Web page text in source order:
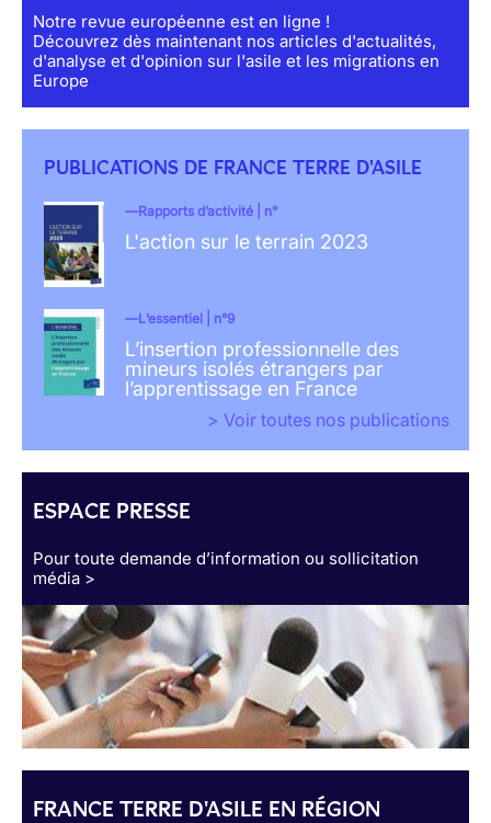
Notre revue européenne est en ligne !
Découvrez dès maintenant nos articles d'actualités,
d'analyse et d'opinion sur l'asile et les migrations en
Europe
PUBLICATIONS DE FRANCE TERRE D'ASILE
Rapports d’activité | n°
L'action sur le terrain 2023
L’essentiel | n°9
L’insertion professionnelle des
mineurs isolés étrangers par
l’apprentissage en France
> Voir toutes nos publications
ESPACE PRESSE
Pour toute demande d’information ou sollicitation
média >
FRANCE TERRE D'ASILE EN RÉGION